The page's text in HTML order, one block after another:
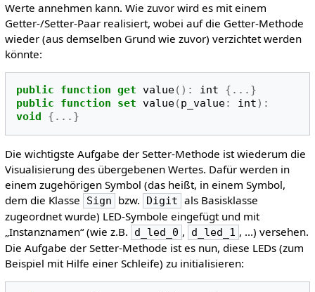
Werte annehmen kann. Wie zuvor wird es mit einem
Getter-/Setter-Paar realisiert, wobei auf die Getter-Methode
wieder (aus demselben Grund wie zuvor) verzichtet werden
könnte:
public function get value(): int
{...}
public
function set value(p_value: int):
void
{...}
Die wichtigste Aufgabe der Setter-Methode ist wiederum die
Visualisierung des übergebenen Wertes. Dafür werden in
einem zugehörigen Symbol (das heißt, in einem Symbol,
dem die Klasse
Sign bzw. Digit als Basisklasse
zugeordnet wurde) LED-Symbole eingefügt und mit
„Instanznamen“ (wie z.B.
d_led_0 , d_led_1 , ...) versehen.
Die Aufgabe der Setter-Methode ist es nun, diese LEDs (zum
Beispiel mit Hilfe einer Schleife) zu initialisieren: